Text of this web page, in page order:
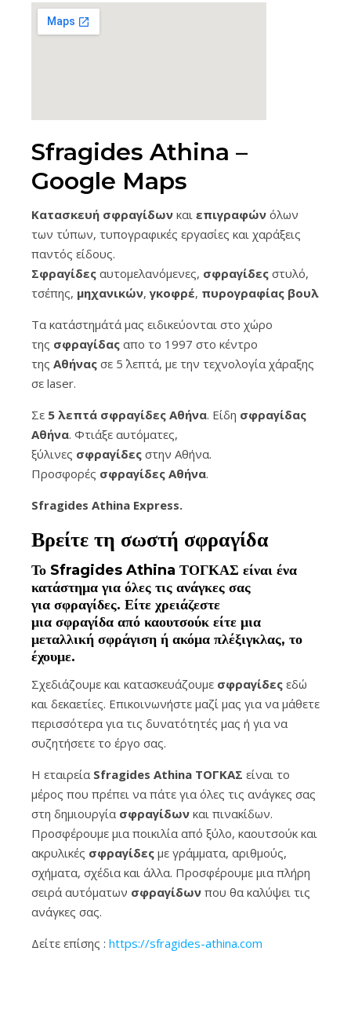
Sfragides Athina –
Google Maps
Κατασκευή σφραγίδων και επιγραφών όλων
των τύπων, τυπογραφικές εργασίες και χαράξεις
παντός είδους.
Σφραγίδες αυτομελανόμενες, σφραγίδες στυλό,
τσέπης, μηχανικών,γκοφρέ, πυρογραφίας
Τα κατάστημάτά μας ειδικεύονται στο χώρο
της σφραγίδας απο το 1997 στο κέντρο
της Αθήνας σε 5΄ λεπτά, με την τεχνολογία χάραξης
σε laser.
Σε 5 λεπτά σφραγίδες Αθήνα. Είδη σφραγίδας
Αθήνα. Φτιάξε αυτόματες,
ξύλινες σφραγίδες στην Αθήνα.
Προσφορές σφραγίδες Αθήνα.
Sfragides Athina Express.
Βρείτε τη σωστή σφραγίδα
Το Sfragides Athina ΤΟΓΚΑΣ είναι ένα
κατάστημα για όλες τις ανάγκες σας
για σφραγίδες. Είτε χρειάζεστε
μια σφραγίδα από καουτσούκ είτε μια
μεταλλική σφράγιση ή ακόμα πλέξιγκλας, το
έχουμε.
Σχεδιάζουμε και κατασκευάζουμε σφραγίδες εδώ
και δεκαετίες. Επικοινωνήστε μαζί μας για να μάθετε
περισσότερα για τις δυνατότητές μας ή για να
συζητήσετε το έργο σας.
Η εταιρεία Sfragides Athina ΤΟΓΚΑΣ είναι το
μέρος που πρέπει να πάτε για όλες τις ανάγκες σας
στη δημιουργία σφραγίδων και πινακίδων.
Προσφέρουμε μια ποικιλία από ξύλο, καουτσούκ και
ακρυλικές σφραγίδες με γράμματα, αριθμούς,
σχήματα, σχέδια και άλλα. Προσφέρουμε μια πλήρη
σειρά αυτόματων σφραγίδων που θα καλύψει τις
ανάγκες σας.
Δείτε επίσης : https://sfragides-athina.com